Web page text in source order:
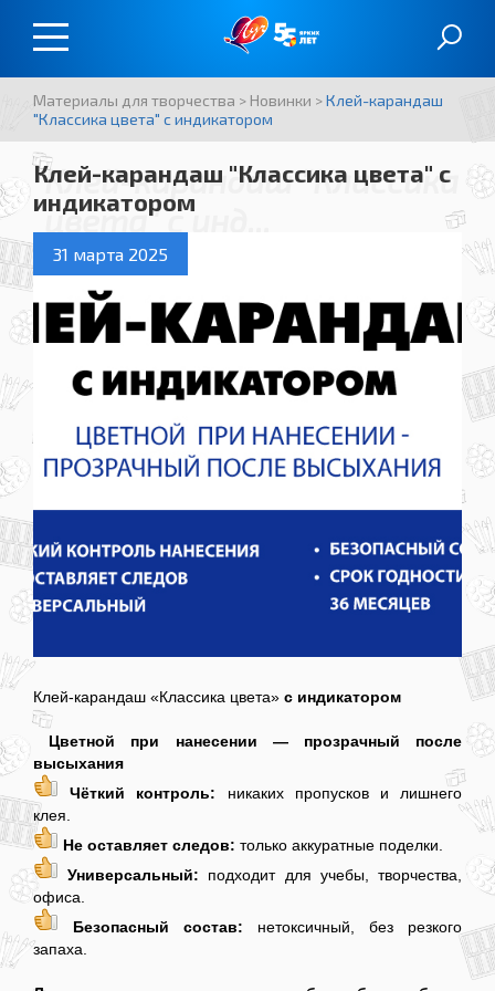
Материалы для творчества > Новинки >Клей-карандаш
"Классика цвета" с индикатором
Клей-карандаш "Классика цвета" с
индикатором
Клей-карандаш "Классика
цвета" с инд...
31 марта 2025
Клей-карандаш «Классика цвета» с индикатором
Цветной при нанесении — прозрачный после
высыхания
Чёткий контроль: никаких пропусков и лишнего
клея.
Не оставляет следов: только аккуратные поделки.
Универсальный: подходит для учебы, творчества,
офиса.
Безопасный состав: нетоксичный, без резкого
запаха.